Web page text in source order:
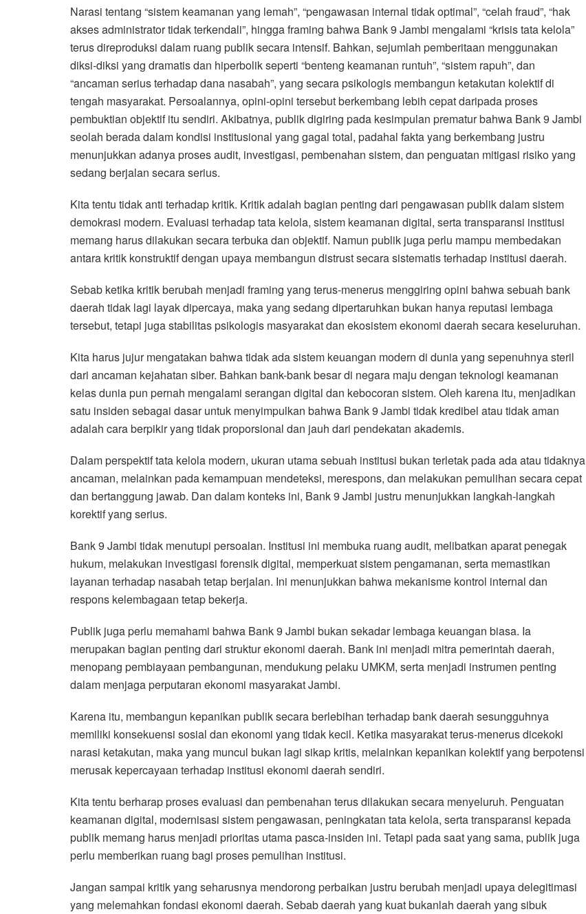
Narasi tentang “sistem keamanan yang lemah”, “pengawasan internal tidak optimal”, “celah fraud”, “hak
akses administrator tidak terkendali”, hingga framing bahwa Bank 9 Jambi mengalami “krisis tata kelola”
terus direproduksi dalam ruang publik secara intensif. Bahkan, sejumlah pemberitaan menggunakan
diksi-diksi yang dramatis dan hiperbolik seperti “benteng keamanan runtuh”, “sistem rapuh”, dan
“ancaman serius terhadap dana nasabah”, yang secara psikologis membangun ketakutan kolektif di
tengah masyarakat. Persoalannya, opini-opini tersebut berkembang lebih cepat daripada proses
pembuktian objektif itu sendiri. Akibatnya, publik digiring pada kesimpulan prematur bahwa Bank 9 Jambi
seolah berada dalam kondisi institusional yang gagal total, padahal fakta yang berkembang justru
menunjukkan adanya proses audit, investigasi, pembenahan sistem, dan penguatan mitigasi risiko yang
sedang berjalan secara serius.
Kita tentu tidak anti terhadap kritik. Kritik adalah bagian penting dari pengawasan publik dalam sistem
demokrasi modern. Evaluasi terhadap tata kelola, sistem keamanan digital, serta transparansi institusi
memang harus dilakukan secara terbuka dan objektif. Namun publik juga perlu mampu membedakan
antara kritik konstruktif dengan upaya membangun distrust secara sistematis terhadap institusi daerah.
Sebab ketika kritik berubah menjadi framing yang terus-menerus menggiring opini bahwa sebuah bank
daerah tidak lagi layak dipercaya, maka yang sedang dipertaruhkan bukan hanya reputasi lembaga
tersebut, tetapi juga stabilitas psikologis masyarakat dan ekosistem ekonomi daerah secara keseluruhan.
Kita harus jujur mengatakan bahwa tidak ada sistem keuangan modern di dunia yang sepenuhnya steril
dari ancaman kejahatan siber. Bahkan bank-bank besar di negara maju dengan teknologi keamanan
kelas dunia pun pernah mengalami serangan digital dan kebocoran sistem. Oleh karena itu, menjadikan
satu insiden sebagai dasar untuk menyimpulkan bahwa Bank 9 Jambi tidak kredibel atau tidak aman
adalah cara berpikir yang tidak proporsional dan jauh dari pendekatan akademis.
Dalam perspektif tata kelola modern, ukuran utama sebuah institusi bukan terletak pada ada atau tidaknya
ancaman, melainkan pada kemampuan mendeteksi, merespons, dan melakukan pemulihan secara cepat
dan bertanggung jawab. Dan dalam konteks ini, Bank 9 Jambi justru menunjukkan langkah-langkah
korektif yang serius.
Bank 9 Jambi tidak menutupi persoalan. Institusi ini membuka ruang audit, melibatkan aparat penegak
hukum, melakukan investigasi forensik digital, memperkuat sistem pengamanan, serta memastikan
layanan terhadap nasabah tetap berjalan. Ini menunjukkan bahwa mekanisme kontrol internal dan
respons kelembagaan tetap bekerja.
Publik juga perlu memahami bahwa Bank 9 Jambi bukan sekadar lembaga keuangan biasa. Ia
merupakan bagian penting dari struktur ekonomi daerah. Bank ini menjadi mitra pemerintah daerah,
menopang pembiayaan pembangunan, mendukung pelaku UMKM, serta menjadi instrumen penting
dalam menjaga perputaran ekonomi masyarakat Jambi.
Karena itu, membangun kepanikan publik secara berlebihan terhadap bank daerah sesungguhnya
memiliki konsekuensi sosial dan ekonomi yang tidak kecil. Ketika masyarakat terus-menerus dicekoki
narasi ketakutan, maka yang muncul bukan lagi sikap kritis, melainkan kepanikan kolektif yang berpotensi
merusak kepercayaan terhadap institusi ekonomi daerah sendiri.
Kita tentu berharap proses evaluasi dan pembenahan terus dilakukan secara menyeluruh. Penguatan
keamanan digital, modernisasi sistem pengawasan, peningkatan tata kelola, serta transparansi kepada
publik memang harus menjadi prioritas utama pasca-insiden ini. Tetapi pada saat yang sama, publik juga
perlu memberikan ruang bagi proses pemulihan institusi.
Jangan sampai kritik yang seharusnya mendorong perbaikan justru berubah menjadi upaya delegitimasi
yang melemahkan fondasi ekonomi daerah. Sebab daerah yang kuat bukanlah daerah yang sibuk